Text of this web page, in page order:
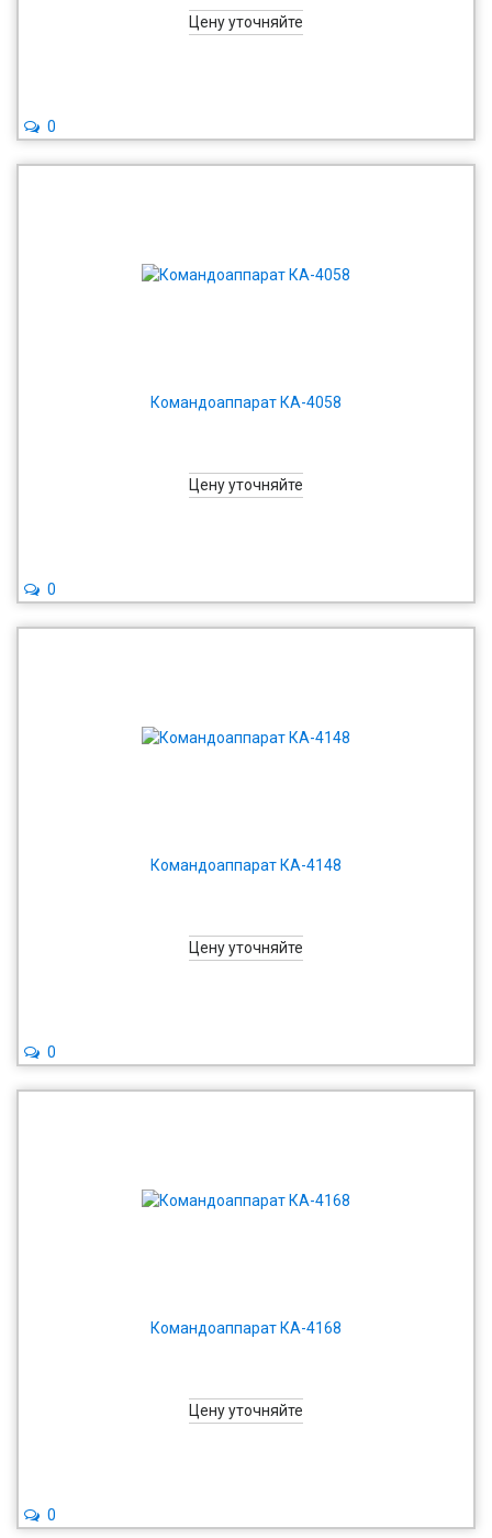
Цену уточняйте
0
Командоаппарат КА-4058
Цену уточняйте
0
Командоаппарат КА-4148
Цену уточняйте
0
Командоаппарат КА-4168
Цену уточняйте
0